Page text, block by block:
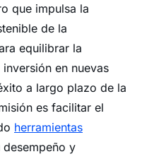
que impulsa la
de la
equilibrar la
en nuevas
a largo plazo de la
es facilitar el
herramientas
y